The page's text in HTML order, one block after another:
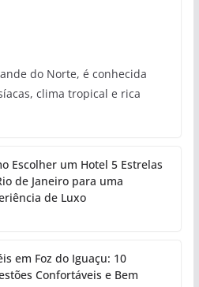
do Norte, é conhecida
clima tropical e rica
Escolher um Hotel 5 Estrelas
de Janeiro para uma
de Luxo
em Foz do Iguaçu: 10
Confortáveis e Bem